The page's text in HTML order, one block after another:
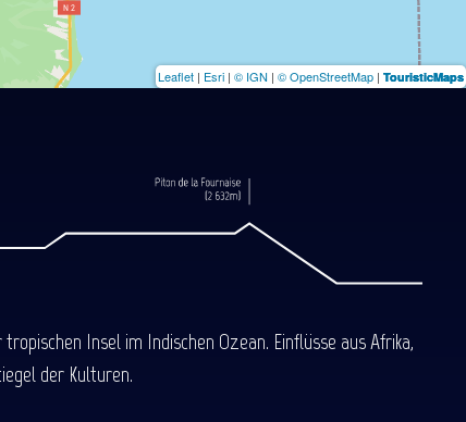
Leaflet | Esri | © IGN | © OpenStreetMap | TouristicMaps
Insel im Indischen Ozean. Einflüsse aus Afrika,
der Kulturen.